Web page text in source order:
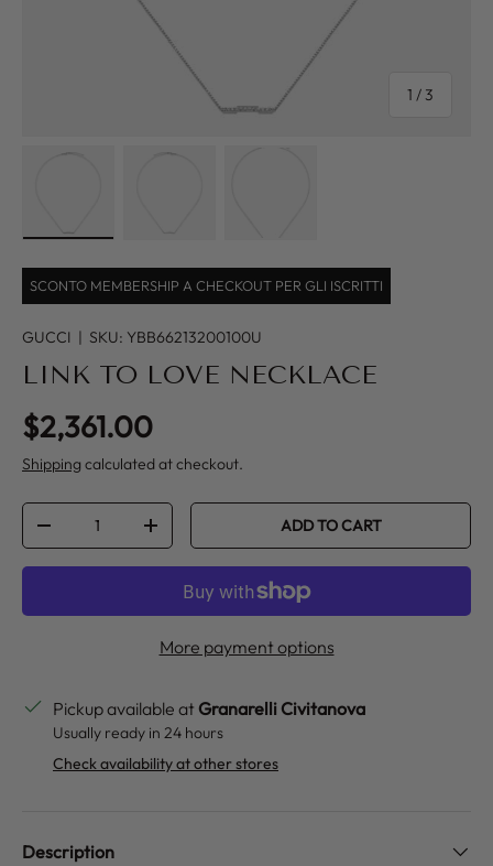
1 / of
3
SCONTO MEMBERSHIP A CHECKOUT PER GLI ISCRITTI
GUCCI | SKU: YBB66213200100U
LINK TO LOVE NECKLACE
Regular price
$2,361.00
Shipping calculated at checkout.
Qty
DECREASE QUANTITYINCREASE QUANTITYADD TO CART
More payment options
Pickup available at Granarelli Civitanova
Usually ready in 24 hours
Check availability at other stores
Description